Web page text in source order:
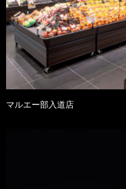
マルエー部入道店